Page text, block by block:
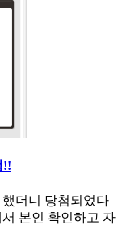
!!
더니 당첨되었다
본인 확인하고 자